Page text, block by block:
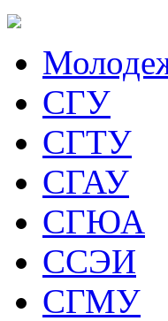
СГУ
СГТУ
СГАУ
СГЮА
ССЭИ
СГМУ